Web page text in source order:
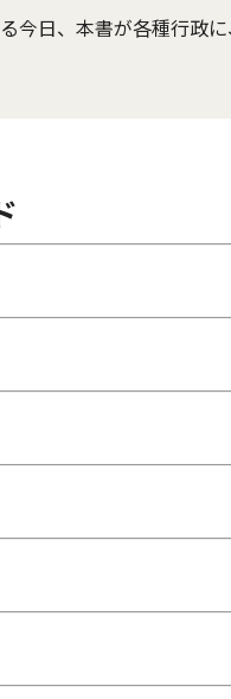
今日、本書が各種行政